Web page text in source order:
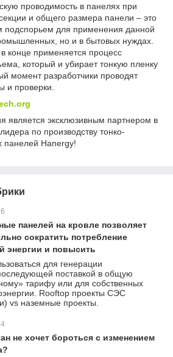
проводимость в панелях при
и общего размера панели – это
подспорьем для применения данной
но и в бытовых нуждах.
конце применяется процесс
который и убирает тонкую пленку
момент разработчики проводят
и проверки.
является эксклюзивным партнером в
по производству тонко-
панелей Hanergy!
панелей на кровле позволяет
сократить потребление
энергии и повысить
коммерческих
для генерации
поставкой в общую
тарифу или для собственных
Rooftop проекты СЭС
vs наземные проекты.
не хочет бороться с изменением